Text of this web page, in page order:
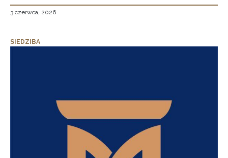
3 czerwca, 2026
SIEDZIBA